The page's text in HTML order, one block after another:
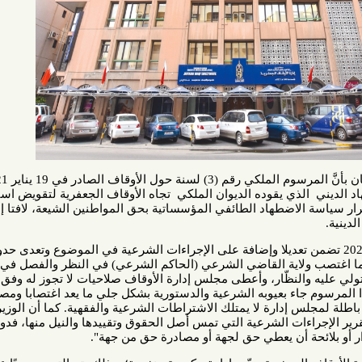
قال منتدى البحرين لحقوق الإنسان بأنَّ المرسوم الملكي رقم (3) لسنة حول الأوقاف الصادر في 19 يناير 2021 يأتي
يقوده الديوان الملكي تجاه الأوقاف الجعفرية لتقويض استقلالية
الطائفي المؤسساتية بحق المواطنين الشيعة، لافتا إلى أنَّه
رقم 3 لسنة 2021 تضمن تعديلا وإضافة على الإجراءات الشرعية في الموضوع وتعدى حدود
القاضي الشرعي (الحاكم الشرعي) في النظر والفصل في
وأعطى مجلس إدارة الأوقاف صلاحيات لا تجوز له وفق مقررات
بعيوبه الشرعية والدستورية بشكل جلي ما يعد اغتصابا ومصادرة لحق
لا يمتلك الاشتراطات الشرعية والفقهية. كما أن الوزير المعني
الشرعية التي تمس أصل الحقوق وتقييدها والنيل منها، فدور الوزير
أن يعطي حق لجهة أو مصادرة حق من جهة".